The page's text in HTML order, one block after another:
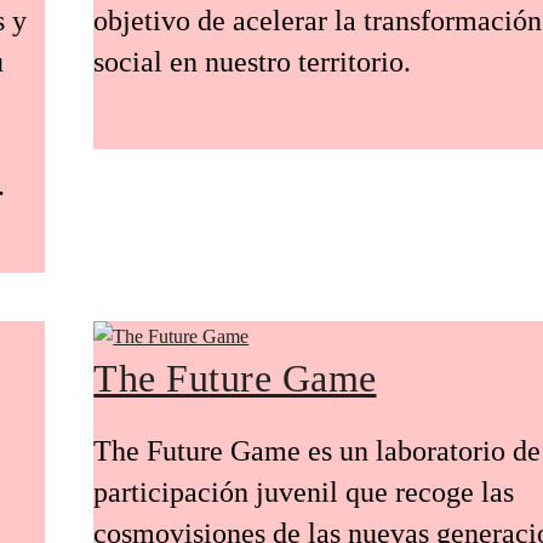
y
objetivo de acelerar la transformación
social en nuestro territorio.
The Future Game
The Future Game es un laboratorio de
participación juvenil que recoge las
cosmovisiones de las nuevas